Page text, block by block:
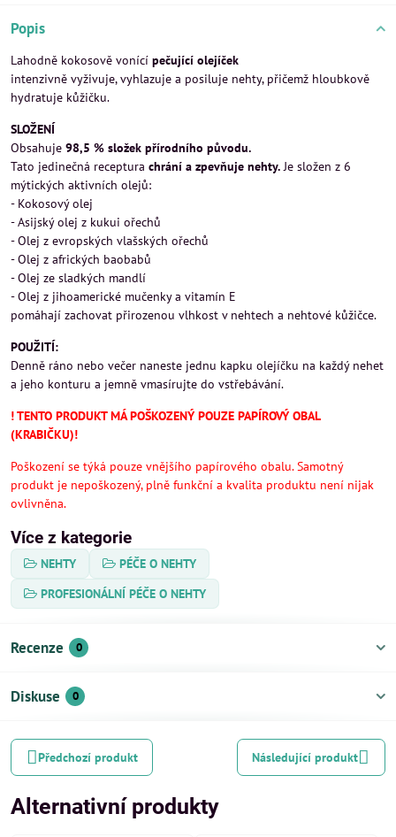
Popis
Lahodně kokosově vonící pečující olejíček
intenzivně vyživuje, vyhlazuje a posiluje nehty, přičemž hloubkově
hydratuje kůžičku.
SLOŽENÍ
Obsahuje 98,5 % složek přírodního původu.
Tato jedinečná receptura chrání a zpevňuje nehty.Je složen z 6
mýtických aktivních olejů:
- Kokosový olej
- Asijský olej z kukui ořechů
- Olej z evropských vlašských ořechů
- Olej z afrických baobabů
- Olej ze sladkých mandlí
- Olej z jihoamerické mučenky a vitamín E
pomáhají zachovat přirozenou vlhkost v nehtech a nehtové kůžičce.
POUŽITÍ:
Denně ráno nebo večer naneste jednu kapku olejíčku na každý nehet
a jeho konturu a jemně vmasírujte do vstřebávání.
! TENTO PRODUKT MÁ POŠKOZENÝ POUZE PAPÍROVÝ OBAL
(KRABIČKU)!
Poškození se týká pouze vnějšího papírového obalu. Samotný
produkt je nepoškozený, plně funkční a kvalita produktu není nijak
ovlivněna.
Více z kategorie
NEHTY
PÉČE O NEHTY
PROFESIONÁLNÍ PÉČE O NEHTY
Recenze 0
Diskuse 0
Předchozí produkt Následující produkt
Alternativní produkty